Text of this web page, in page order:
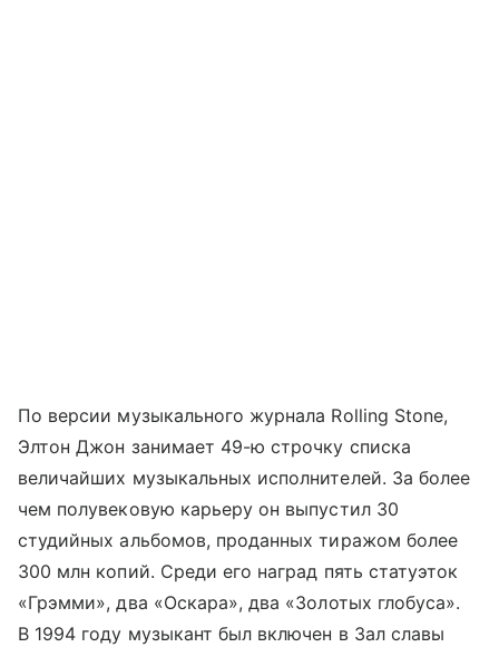
По версии музыкального журнала Rolling Stone,
Элтон Джон занимает 49-ю строчку списка
величайших музыкальных исполнителей. За более
чем полувековую карьеру он выпустил 30
студийных альбомов, проданных тиражом более
300 млн копий. Среди его наград пять статуэток
«Грэмми», два «Оскара», два «Золотых глобуса».
В 1994 году музыкант был включен в Зал славы